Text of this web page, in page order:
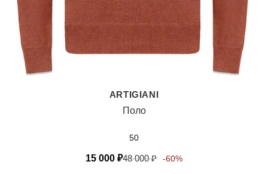
ARTIGIANI
Поло
50
15 000 ₽48 000₽ -60%